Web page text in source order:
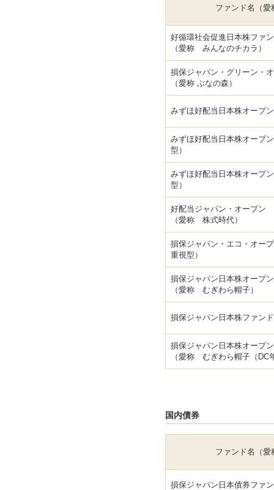
ファンド名（愛
好循環社会促進日本株ファ
（愛称 みんなのチカラ）
損保ジャパン・グリーン・
（愛称 ぶなの森）
みずほ好配当日本株オープン
みずほ好配当日本株オープ
型）
みずほ好配当日本株オープ
型）
好配当ジャパン・オープン
（愛称 株式時代）
損保ジャパン・エコ・オー
重視型）
損保ジャパン日本株オープン
（愛称 むぎわら帽子）
損保ジャパン日本株ファンド
損保ジャパン日本株オープ
（愛称 むぎわら帽子（DC
国内債券
ファンド名（愛
損保ジャパン日本債券ファ